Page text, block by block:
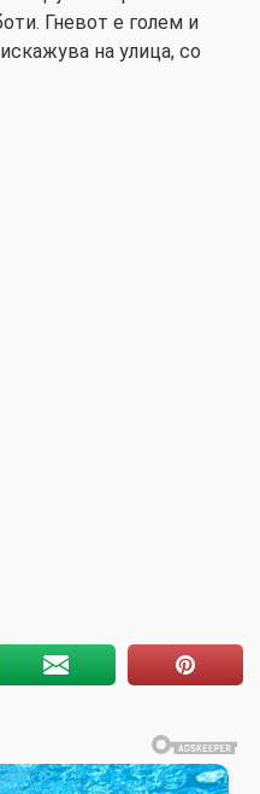
Гневот е голем и
на улица, со